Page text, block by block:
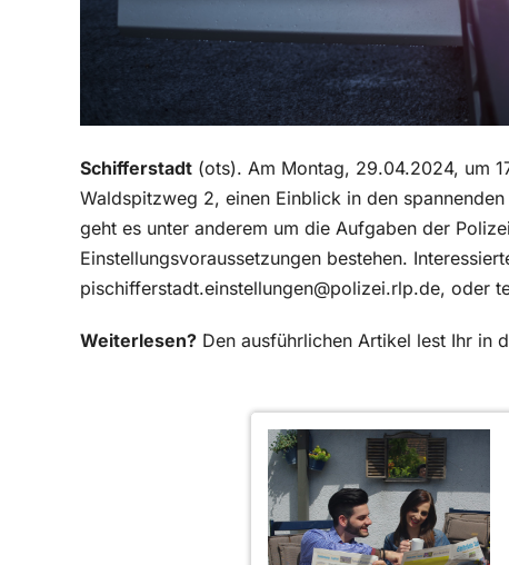
Schifferstadt (ots). Am Montag, 29.04.2024, um
Waldspitzweg 2, einen Einblick in den
geht es unter anderem um die Aufgaben der
Einstellungsvoraussetzungen bestehen.
pischifferstadt.einstellungen@polizei.rlp.de, oder
Weiterlesen? Den ausführlichen Artikel lest Ihr in